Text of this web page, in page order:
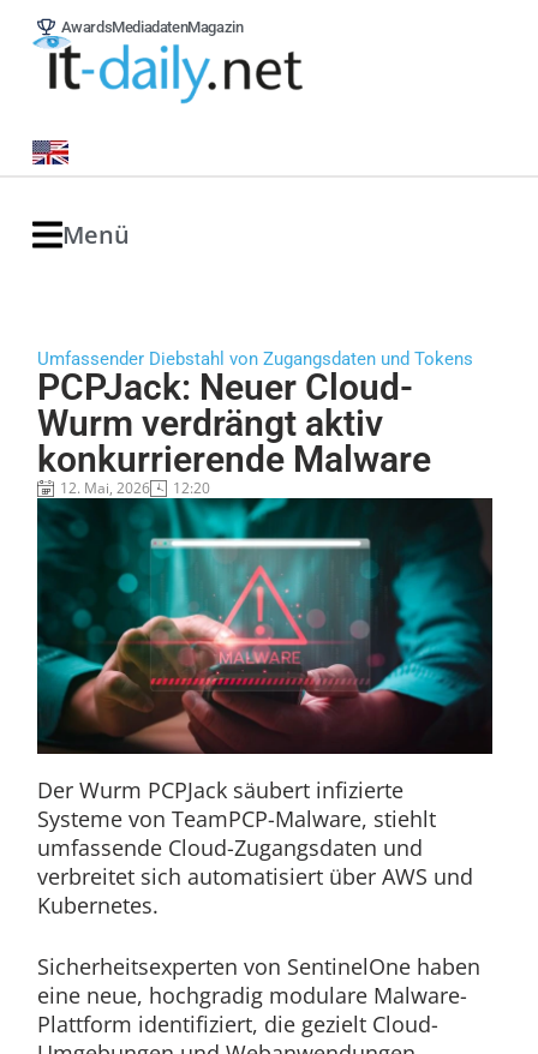
AwardsMediadatenMagazin
Menü
Umfassender Diebstahl von Zugangsdaten und Tokens
PCPJack: Neuer Cloud-
Wurm verdrängt aktiv
konkurrierende Malware
12. Mai, 2026 12:20
Der Wurm PCPJack säubert infizierte
Systeme von TeamPCP-Malware, stiehlt
umfassende Cloud-Zugangsdaten und
verbreitet sich automatisiert über AWS und
Kubernetes.
Sicherheitsexperten von SentinelOne haben
eine neue, hochgradig modulare Malware-
Plattform identifiziert, die gezielt Cloud-